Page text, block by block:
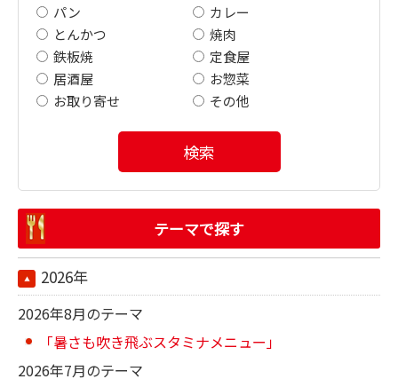
パン
カレー
とんかつ
焼肉
鉄板焼
定食屋
居酒屋
お惣菜
お取り寄せ
その他
検索
テーマで探す
2026年
2026年8月のテーマ
「暑さも吹き飛ぶスタミナメニュー」
2026年7月のテーマ